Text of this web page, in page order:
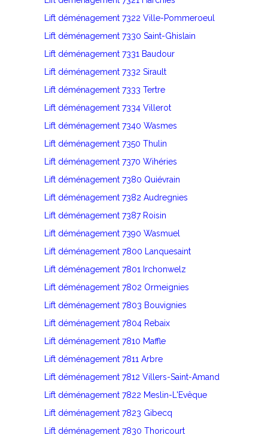
Lift déménagement 7322 Ville-Pommeroeul
Lift déménagement 7330 Saint-Ghislain
Lift déménagement 7331 Baudour
Lift déménagement 7332 Sirault
Lift déménagement 7333 Tertre
Lift déménagement 7334 Villerot
Lift déménagement 7340 Wasmes
Lift déménagement 7350 Thulin
Lift déménagement 7370 Wihéries
Lift déménagement 7380 Quiévrain
Lift déménagement 7382 Audregnies
Lift déménagement 7387 Roisin
Lift déménagement 7390 Wasmuel
Lift déménagement 7800 Lanquesaint
Lift déménagement 7801 Irchonwelz
Lift déménagement 7802 Ormeignies
Lift déménagement 7803 Bouvignies
Lift déménagement 7804 Rebaix
Lift déménagement 7810 Maffle
Lift déménagement 7811 Arbre
Lift déménagement 7812 Villers-Saint-Amand
Lift déménagement 7822 Meslin-L'Evêque
Lift déménagement 7823 Gibecq
Lift déménagement 7830 Thoricourt